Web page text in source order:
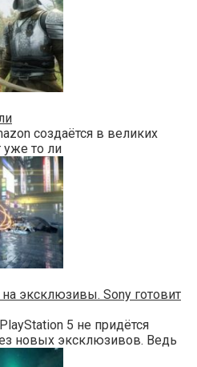
создаётся в великих
уже то ли
эксклюзивы. Sony готовит
5 не придётся
новых эксклюзивов. Ведь